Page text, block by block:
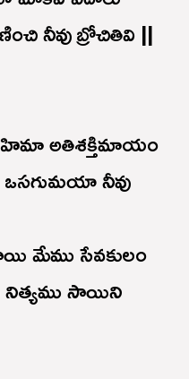
నీవు బ్రోచితివి ||
అతిశక్తిమాయం
నీవు
మేము సేవకులం
సాయిని